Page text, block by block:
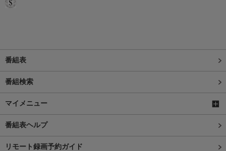
番組表
番組検索
マイメニュー
番組表ヘルプ
リモート録画予約ガイド